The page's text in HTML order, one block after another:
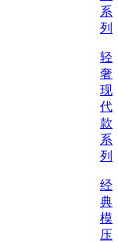
系
列
轻
奢
现
代
款
系
列
经
典
模
压